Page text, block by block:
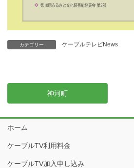
カテゴリー ケーブルテレビNews
神河町
ホーム
ケーブルTV利用料金
ケーブルTV加入申し込み